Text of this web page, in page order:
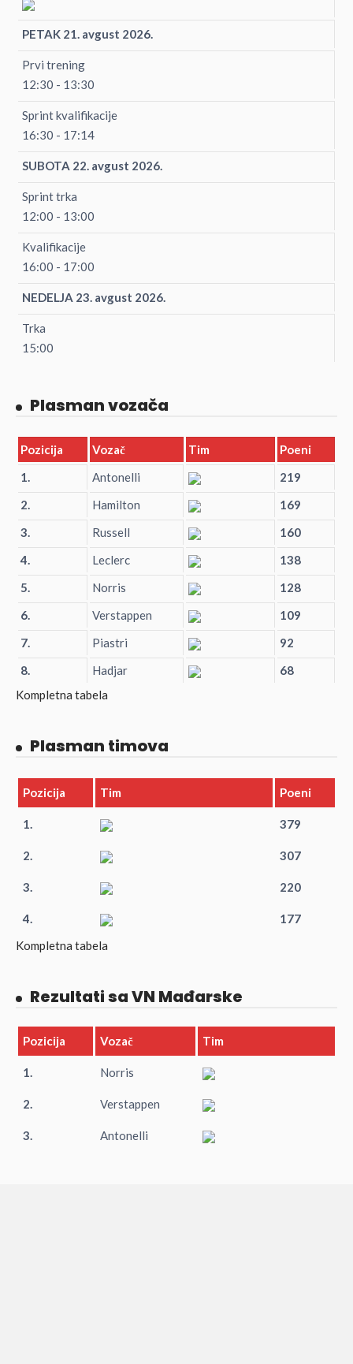
PETAK 21. avgust 2026.
Prvi trening
12:30 - 13:30
Sprint kvalifikacije
16:30 - 17:14
SUBOTA 22. avgust 2026.
Sprint trka
12:00 - 13:00
Kvalifikacije
16:00 - 17:00
NEDELJA 23. avgust 2026.
Trka
15:00
Plasman vozača
Pozicija Vozač Tim
Poeni
1.
Antonelli
219
2.
Hamilton
169
3.
Russell
160
4.
Leclerc
138
5.
Norris
128
6.
Verstappen
109
7.
Piastri
92
8.
Hadjar
68
Kompletna tabela
Plasman timova
Pozicija Tim Poeni
1. 379
2. 307
3. 220
4.
177
Kompletna tabela
Rezultati sa VN Mađarske
Pozicija Vozač Tim
1. Norris
2. Verstappen
3. Antonelli